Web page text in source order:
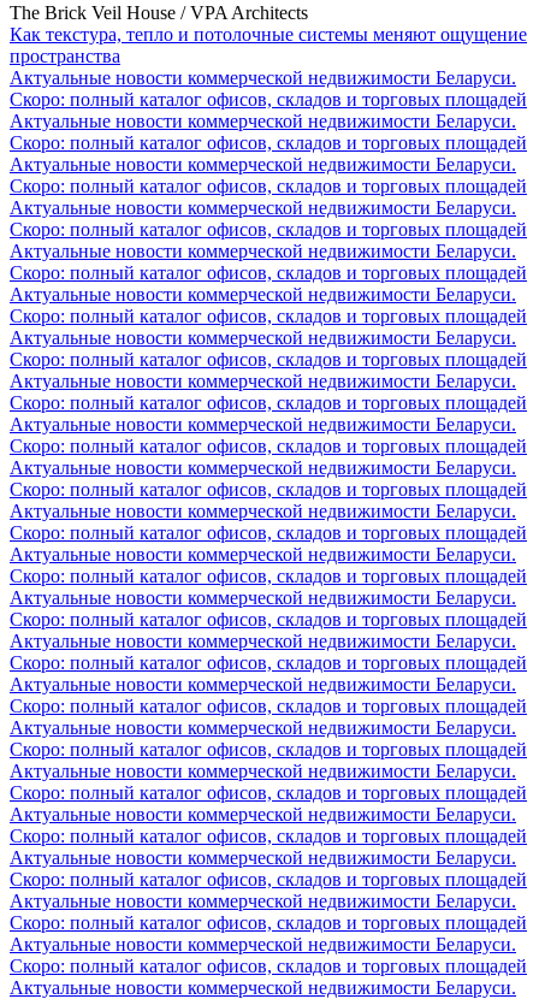
The Brick Veil House / VPA Architects
Как текстура, тепло и потолочные системы меняют ощущение
пространства
Актуальные новости коммерческой недвижимости Беларуси.
Скоро: полный каталог офисов, складов и торговых площадей
Актуальные новости коммерческой недвижимости Беларуси.
Скоро: полный каталог офисов, складов и торговых площадей
Актуальные новости коммерческой недвижимости Беларуси.
Скоро: полный каталог офисов, складов и торговых площадей
Актуальные новости коммерческой недвижимости Беларуси.
Скоро: полный каталог офисов, складов и торговых площадей
Актуальные новости коммерческой недвижимости Беларуси.
Скоро: полный каталог офисов, складов и торговых площадей
Актуальные новости коммерческой недвижимости Беларуси.
Скоро: полный каталог офисов, складов и торговых площадей
Актуальные новости коммерческой недвижимости Беларуси.
Скоро: полный каталог офисов, складов и торговых площадей
Актуальные новости коммерческой недвижимости Беларуси.
Скоро: полный каталог офисов, складов и торговых площадей
Актуальные новости коммерческой недвижимости Беларуси.
Скоро: полный каталог офисов, складов и торговых площадей
Актуальные новости коммерческой недвижимости Беларуси.
Скоро: полный каталог офисов, складов и торговых площадей
Актуальные новости коммерческой недвижимости Беларуси.
Скоро: полный каталог офисов, складов и торговых площадей
Актуальные новости коммерческой недвижимости Беларуси.
Скоро: полный каталог офисов, складов и торговых площадей
Актуальные новости коммерческой недвижимости Беларуси.
Скоро: полный каталог офисов, складов и торговых площадей
Актуальные новости коммерческой недвижимости Беларуси.
Скоро: полный каталог офисов, складов и торговых площадей
Актуальные новости коммерческой недвижимости Беларуси.
Скоро: полный каталог офисов, складов и торговых площадей
Актуальные новости коммерческой недвижимости Беларуси.
Скоро: полный каталог офисов, складов и торговых площадей
Актуальные новости коммерческой недвижимости Беларуси.
Скоро: полный каталог офисов, складов и торговых площадей
Актуальные новости коммерческой недвижимости Беларуси.
Скоро: полный каталог офисов, складов и торговых площадей
Актуальные новости коммерческой недвижимости Беларуси.
Скоро: полный каталог офисов, складов и торговых площадей
Актуальные новости коммерческой недвижимости Беларуси.
Скоро: полный каталог офисов, складов и торговых площадей
Актуальные новости коммерческой недвижимости Беларуси.
Скоро: полный каталог офисов, складов и торговых площадей
Актуальные новости коммерческой недвижимости Беларуси.